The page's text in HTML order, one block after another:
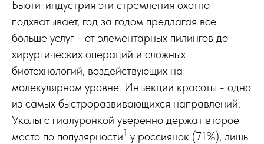
Бьюти-индустрия эти стремления охотно
подхватывает, год за годом предлагая все
больше услуг - от элементарных пилингов до
хирургических операций и сложных
биотехнологий, воздействующих на
молекулярном уровне. Инъекции красоты - одно
из самых быстроразвивающихся направлений.
Уколы с гиалуронкой уверенно держат второе
место по популярности1 у россиянок (71%), лишь